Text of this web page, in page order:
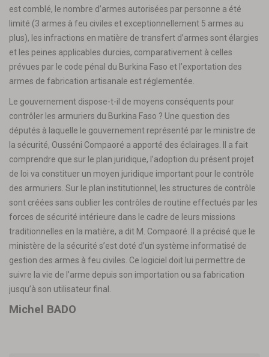
est comblé, le nombre d’armes autorisées par personne a été
limité (3 armes à feu civiles et exceptionnellement 5 armes au
plus), les infractions en matière de transfert d’armes sont élargies
et les peines applicables durcies, comparativement à celles
prévues par le code pénal du Burkina Faso et l’exportation des
armes de fabrication artisanale est réglementée.
Le gouvernement dispose-t-il de moyens conséquents pour
contrôler les armuriers du Burkina Faso ? Une question des
députés à laquelle le gouvernement représenté par le ministre de
la sécurité, Ousséni Compaoré a apporté des éclairages. Il a fait
comprendre que sur le plan juridique, l’adoption du présent projet
de loi va constituer un moyen juridique important pour le contrôle
des armuriers. Sur le plan institutionnel, les structures de contrôle
sont créées sans oublier les contrôles de routine effectués par les
forces de sécurité intérieure dans le cadre de leurs missions
traditionnelles en la matière, a dit M. Compaoré. Il a précisé que le
ministère de la sécurité s’est doté d’un système informatisé de
gestion des armes à feu civiles. Ce logiciel doit lui permettre de
suivre la vie de l’arme depuis son importation ou sa fabrication
jusqu’à son utilisateur final.
Michel BADO